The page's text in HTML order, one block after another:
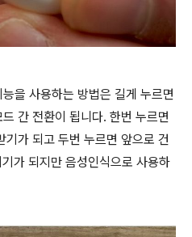
을 사용하는 방법은 길게 누르면
간 전환이 됩니다. 한번 누르면
가 되고 두번 누르면 앞으로 건
가 되지만 음성인식으로 사용하